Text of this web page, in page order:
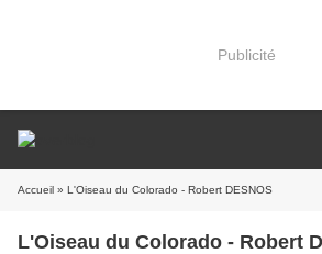
Publicité
Accueil » L'Oiseau du Colorado - Robert DESNOS
L'Oiseau du Colorado - Robert